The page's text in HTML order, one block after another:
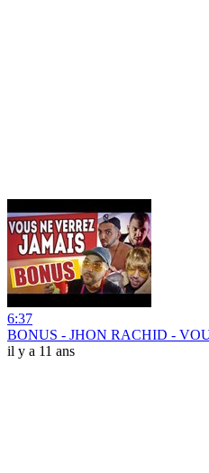
6:37
BONUS - JHON RACHID -
il y a 11 ans